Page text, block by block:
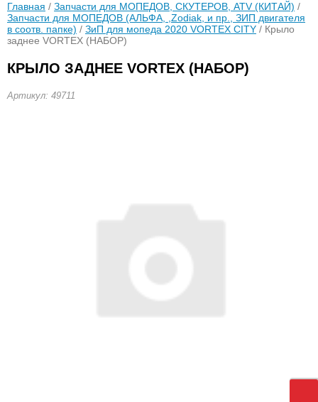
Главная / Запчасти для МОПЕДОВ, СКУТЕРОВ, ATV (КИТАЙ) /
Запчасти для МОПЕДОВ (АЛЬФА, ,Zodiak, и пр., ЗИП двигателя
в соотв. папке) / ЗиП для мопеда 2020 VORTEX CITY / Крыло
заднее VORTEX (НАБОР)
КРЫЛО ЗАДНЕЕ VORTEX (НАБОР)
Артикул: 49711